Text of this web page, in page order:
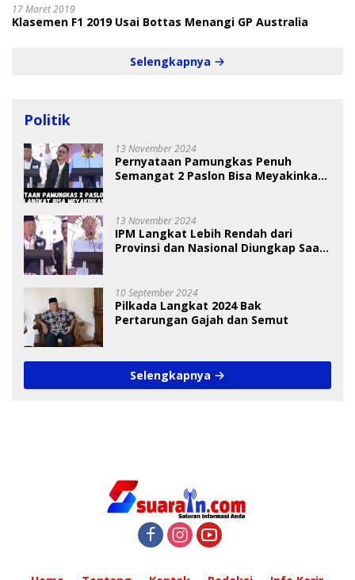
17 Maret 2019
Klasemen F1 2019 Usai Bottas Menangi GP Australia
Selengkapnya
Politik
13 November 2024
Pernyataan Pamungkas Penuh
Semangat 2 Paslon Bisa Meyakinkan
13 November 2024
IPM Langkat Lebih Rendah dari
Provinsi dan Nasional Diungkap Saat
10 September 2024
Pilkada Langkat 2024 Bak
Pertarungan Gajah dan Semut
Selengkapnya